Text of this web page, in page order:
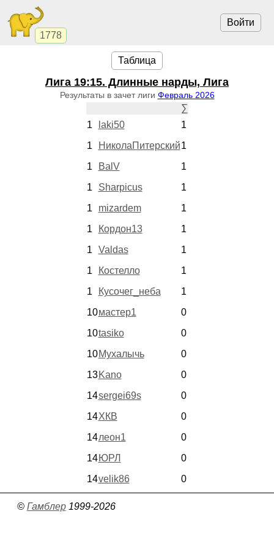
1778
Войти
Таблица
Лига 19:15. Длинные нарды, Лига
Результаты в зачет лиги Февраль 2026
∑
1
laki50
1
1
НиколаПитерский1
1
BalV
1
1
Sharpicus
1
1
mizardem
1
1
Кордон13
1
1
Valdas
1
1
Костелло
1
1
Кусочег_неба
1
10мастер1
0
10tasiko
0
10 Мухалычь
0
13 Kano
0
14sergei69s
0
14ХКВ
0
14леон1
0
14 ЮРЛ
0
14velik86 0
© Гамблер1999-2026